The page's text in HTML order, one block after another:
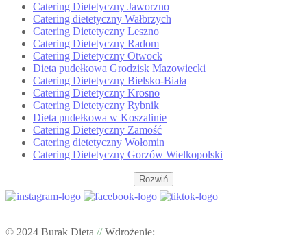
Catering Dietetyczny Jaworzno
Catering dietetyczny Wałbrzych
Catering Dietetyczny Leszno
Catering Dietetyczny Radom
Catering Dietetyczny Otwock
Dieta pudełkowa Grodzisk Mazowiecki
Catering Dietetyczny Bielsko-Biała
Catering Dietetyczny Krosno
Catering Dietetyczny Rybnik
Dieta pudełkowa w Koszalinie
Catering Dietetyczny Zamość
Catering dietetyczny Wołomin
Catering Dietetyczny Gorzów Wielkopolski
Rozwiń
© 2024 Burak Dieta //Wdrożenie: